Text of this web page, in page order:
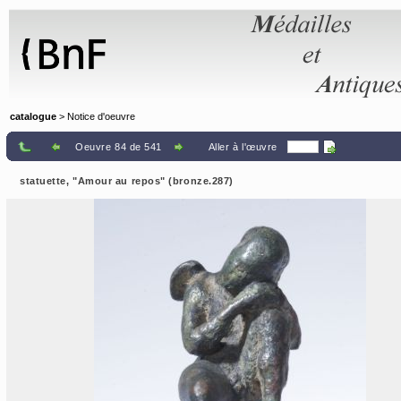
catalogue > Notice d'oeuvre
Oeuvre 84 de 541 Aller à l'œuvre
statuette, "Amour au repos" (bronze.287)